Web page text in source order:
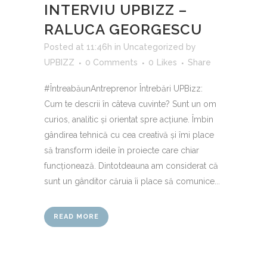
INTERVIU UPBIZZ –
RALUCA GEORGESCU
Posted at 11:46h in Uncategorized by
UPBIZZ
0 Comments 0 Likes Share
#ÎntreabăunAntreprenor Întrebări UPBizz:
Cum te descrii în câteva cuvinte? Sunt un om
curios, analitic și orientat spre acțiune. Îmbin
gândirea tehnică cu cea creativă și îmi place
să transform ideile în proiecte care chiar
funcționează. Dintotdeauna am considerat că
sunt un gânditor căruia îi place să comunice...
READ MORE